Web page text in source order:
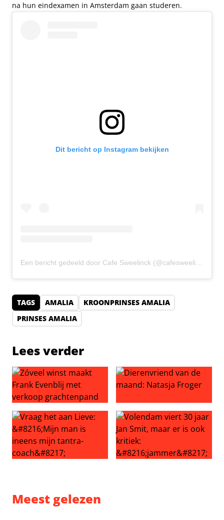
na hun eindexamen in Amsterdam gaan studeren.
Dit bericht op Instagram bekijken
TAGS AMALIA
KROONPRINSES AMALIA
PRINSES AMALIA
Lees verder
Zóveel winst maakt Frank Evenblij met verkoop
Dierenvriend van de
Meest gelezen